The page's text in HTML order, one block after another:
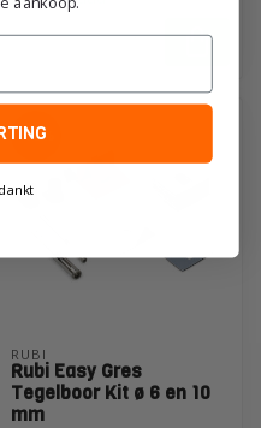
-10%
RUBI
Rubi Easy Gres
Tegelboor Kit ø 6 en 10
mm